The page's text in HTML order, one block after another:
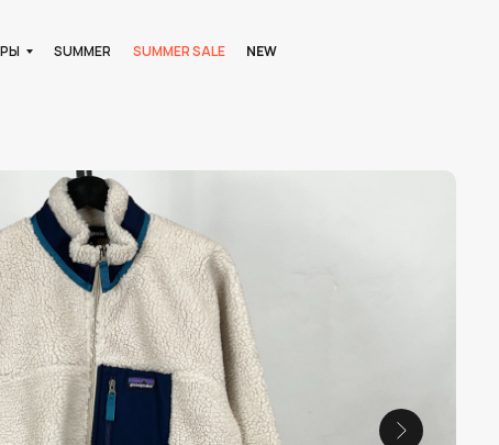
SUMMER SALE
SUMMER NEW